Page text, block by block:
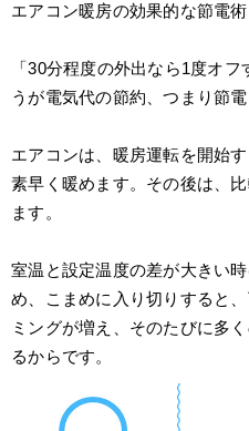
エアコン暖房の効果的な節電術
「30分程度の外出なら1度オ
うが電気代の節約、つまり節電
エアコンは、暖房運転を開始
素早く暖めます。その後は、
ます。
室温と設定温度の差が大きい
め、こまめに入り切りすると
ミングが増え、そのたびに多
るからです。